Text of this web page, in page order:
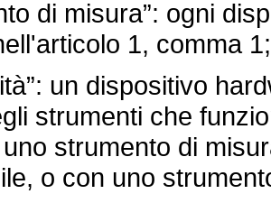
di misura”: ogni
1, comma 1;
un dispositivo
strumenti che
strumento di
o con uno